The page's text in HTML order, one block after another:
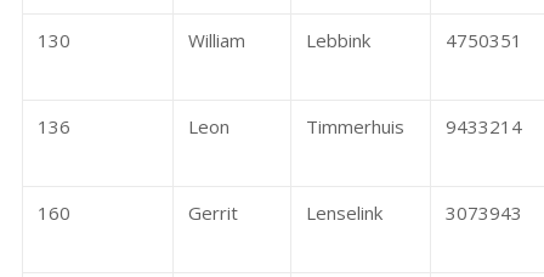
130 William Lebbink 4750351
136 Leon Timmerhuis 9433214
160 Gerrit Lenselink 3073943